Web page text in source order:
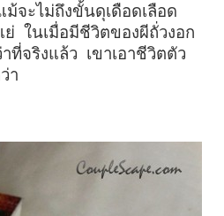
จะไม่ถึงขั้นดุเดือดเลือด
ในเมื่อมีชีวิตของผีถั่วงอก
ที่จริงแล้ว เขาเอาชีวิตตัว
า